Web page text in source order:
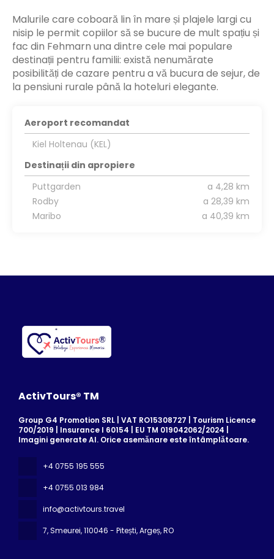
Malurile care coboară lin în mare și plajele largi cu
nisip le permit copiilor să se bucure de mult spațiu și
fac din Fehmarn una dintre cele mai populare
destinații pentru familii: există nenumărate
posibilități de cazare pentru a vă bucura de sejur, de
la pensiuni rurale până la hoteluri elegante.
Aeroport recomandat
Kiel Holtenau (KEL)
Destinații din apropiere
Puttgarden
a 4,28 km
Rodby
a 28,39 km
Maribo
a 40,39 km
ActivTours® TM
Group G4 Promotion SRL | VAT RO15308727 | Tourism Licence
700/2019 | Insurance I 60154 | EU TM 019042062/2024 |
Imagini generate AI. Orice asemănare este întâmplătoare.
+4 0755 195 555
+4 0755 013 984
info@activtours.travel
7, Smeurei, 110046 - Pitești, Argeș, RO